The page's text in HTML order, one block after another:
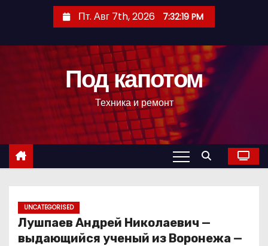
с
Пт. Авг 7th, 2026 7:32:20 PM
Под капотом
Техника и ремонт
UNCATEGORISED
Лушпаев Андрей Николаевич —
выдающийся ученый из Воронежа —